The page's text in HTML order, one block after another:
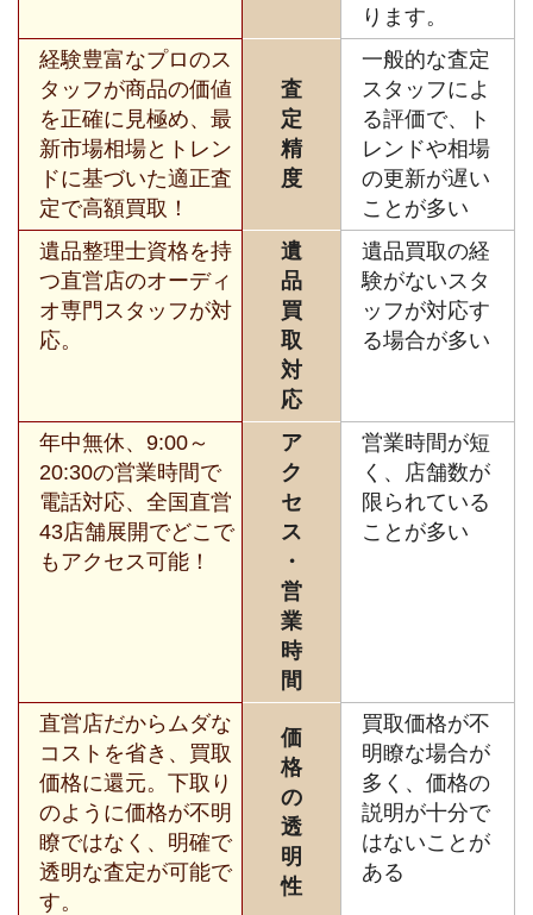
ります。
経験豊富なプロのス
タッフが商品の価値
を正確に見極め、最
新市場相場とトレン
ドに基づいた適正査
定で高額買取！
査
定
精
度
一般的な査定
スタッフによ
る評価で、ト
レンドや相場
の更新が遅い
ことが多い
遺品整理士資格を持
つ直営店のオーディ
オ専門スタッフが対
応。
遺
品
買
取
対
応
遺品買取の経
験がないスタ
ッフが対応す
る場合が多い
年中無休、9:00～
20:30の営業時間で
電話対応、全国直営
43店舗展開でどこで
もアクセス可能！
ア
ク
セ
ス
・
営
業
時
間
営業時間が短
く、店舗数が
限られている
ことが多い
直営店だからムダな
コストを省き、買取
価格に還元。下取り
のように価格が不明
瞭ではなく、明確で
透明な査定が可能で
す。
価
格
の
透
明
性
買取価格が不
明瞭な場合が
多く、価格の
説明が十分で
はないことが
ある